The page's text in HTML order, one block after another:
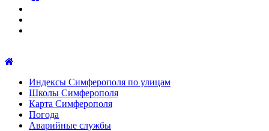
Индексы Симферополя по улицам
Школы Симферополя
Карта Симферополя
Погода
Аварийные службы